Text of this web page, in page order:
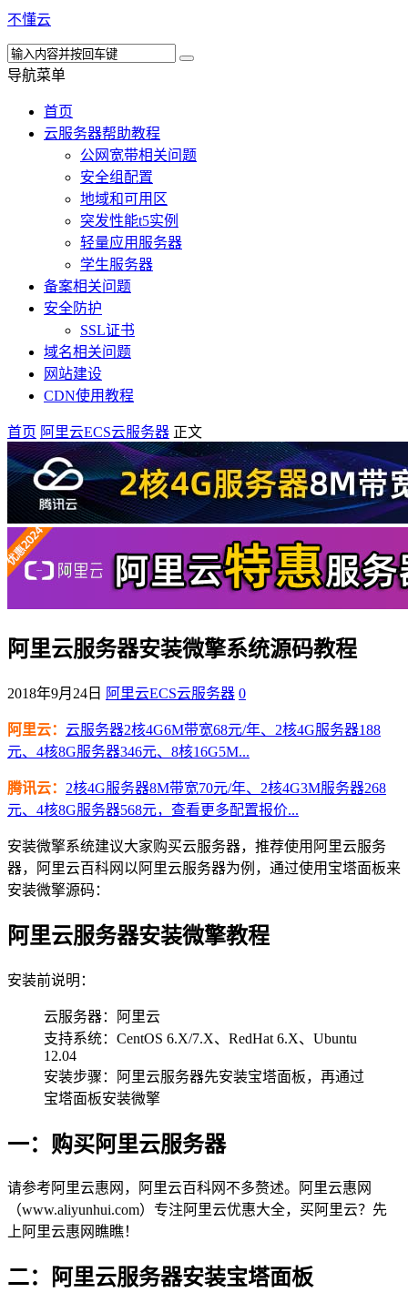
不懂云
导航菜单
首页
云服务器帮助教程
公网宽带相关问题
安全组配置
地域和可用区
突发性能t5实例
轻量应用服务器
学生服务器
备案相关问题
安全防护
SSL证书
域名相关问题
网站建设
CDN使用教程
首页 阿里云ECS云服务器 正文
阿里云服务器安装微擎系统源码教程
2018年9月24日 阿里云ECS云服务器 0
阿里云： 云服务器2核4G6M带宽68元/年、2核4G服务器188
元、4核8G服务器346元、8核16G5M...
腾讯云： 2核4G服务器8M带宽70元/年、2核4G3M服务器268
元、4核8G服务器568元，查看更多配置报价...
安装微擎系统建议大家购买云服务器，推荐使用阿里云服务
器，阿里云百科网以阿里云服务器为例，通过使用宝塔面板来
安装微擎源码：
阿里云服务器安装微擎教程
安装前说明：
云服务器：阿里云
支持系统：CentOS 6.X/7.X、RedHat 6.X、Ubuntu
12.04
安装步骤：阿里云服务器先安装宝塔面板，再通过
宝塔面板安装微擎
一：购买阿里云服务器
请参考阿里云惠网，阿里云百科网不多赘述。阿里云惠网
（www.aliyunhui.com）专注阿里云优惠大全，买阿里云？先
上阿里云惠网瞧瞧！
二：阿里云服务器安装宝塔面板